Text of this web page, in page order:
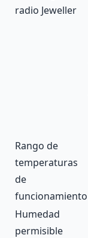
radio Jeweller
Rango de
temperaturas
de
funcionamiento
Humedad
permisible